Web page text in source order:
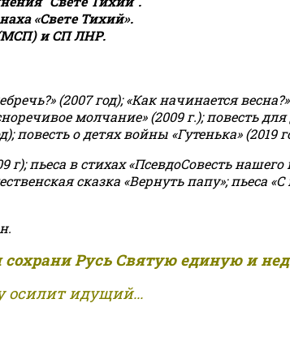
«Свете Тихий».
(МСП) и СП ЛНР.
(2007 год); «Как начинается
молчание» (2009 г.); повесть
о детях войны «Гутенька» (2019
пьеса в стихах «ПсевдоСовесть
сказка «Вернуть папу»; пьеса
сохрани Русь Святую единую и
осилит идущий...